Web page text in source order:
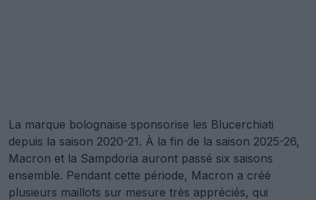
La marque bolognaise sponsorise les Blucerchiati
depuis la saison 2020-21. À la fin de la saison 2025-26,
Macron et la Sampdoria auront passé six saisons
ensemble. Pendant cette période, Macron a créé
plusieurs maillots sur mesure très appréciés, qui